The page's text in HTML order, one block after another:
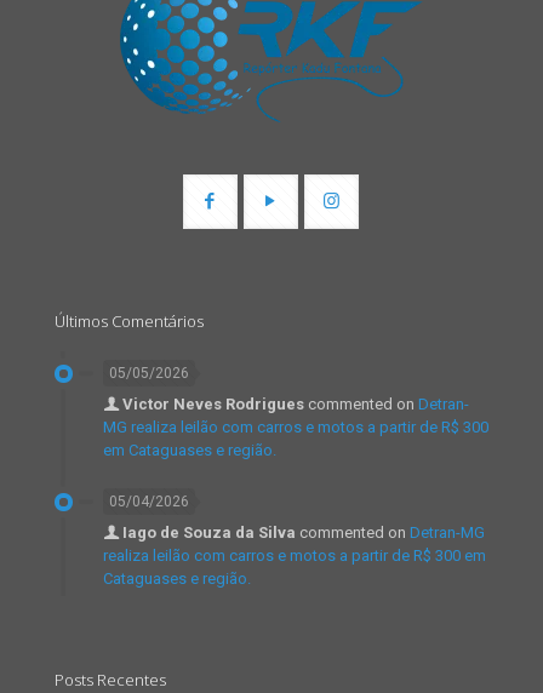
Últimos Comentários
05/05/2026
Victor Neves Rodrigues commented on Detran-
MG realiza leilão com carros e motos a partir de R$ 300
em Cataguases e região.
05/04/2026
Iago de Souza da Silva commented on Detran-MG
realiza leilão com carros e motos a partir de R$ 300 em
Cataguases e região.
Posts Recentes